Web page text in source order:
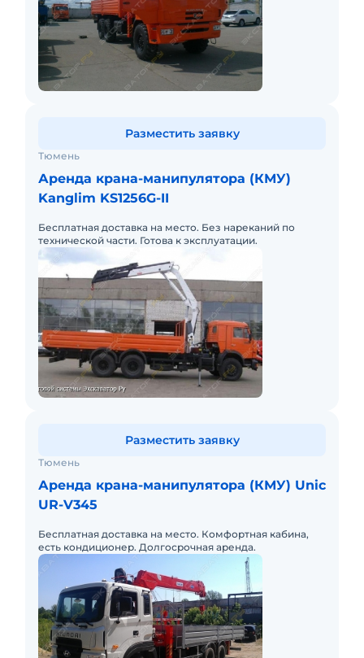
Тюмень
Аренда крана-манипулятора (КМУ)
Kanglim KS1256G-II
Бесплатная доставка на место. Без нареканий по
технической части. Готова к эксплуатации.
Разместить заявку
Тюмень
Аренда крана-манипулятора (КМУ) Unic
UR-V345
Бесплатная доставка на место. Комфортная кабина,
есть кондиционер. Долгосрочная аренда.
Разместить заявку